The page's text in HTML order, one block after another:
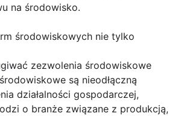
na środowisko.
środowiskowych nie tylko
zezwolenia środowiskowe
są nieodłączną
działalności gospodarczej,
o branże związane z produkcją,